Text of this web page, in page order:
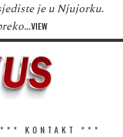
je u Njujorku.
VIEW
*** KONTAKT
***